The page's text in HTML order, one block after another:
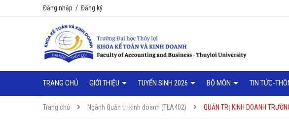
Đăng nhập / Đăng ký
TRANG CHỦ GIỚI THIỆU TUYỂN SINH 2026 BỘ MÔN TIN TỨC-
Trang chủ Ngành Quản trị kinh doanh (TLA402) QUẢN TRỊ KINH DOANH